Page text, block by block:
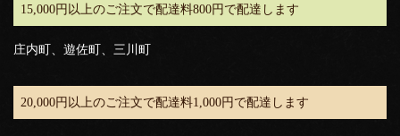
15,000円以上のご注文で配達料800円で配達します
庄内町、遊佐町、三川町
20,000円以上のご注文で配達料1,000円で配達します